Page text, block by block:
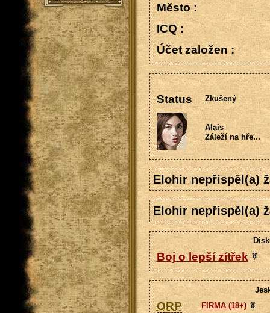
Město :
ICQ :
Účet založen :
Status Zkušený
Alais
Záleží na hře...
Elohir nepřispěl(a)
Elohir nepřispěl(a)
Boj o lepší zítřek
ORP FIRMA (18+)